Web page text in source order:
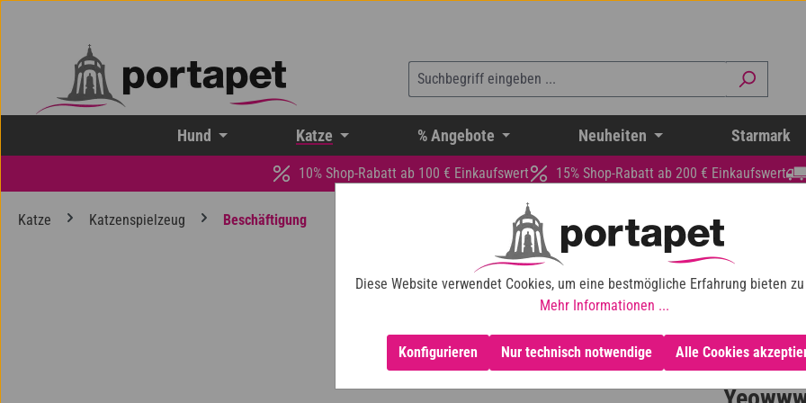
Hund Katze % Angebote Neuheiten Starmark
10% Shop-Rabatt ab 100 € Einkaufswert 15% Shop-Rabatt ab 200 € Einkaufswert
Katze Katzenspielzeug Beschäftigung
Diese Website verwendet Cookies, um eine bestmögliche Erfahrung bieten
Mehr Informationen ...
Konfigurieren Alle Cookies
Nur technisch notwendige